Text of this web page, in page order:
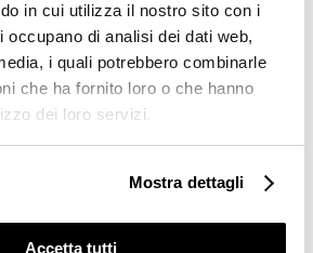
in cui utilizza il nostro sito con i
occupano di analisi dei dati web,
i quali potrebbero combinarle
che ha fornito loro o che hanno
dei loro servizi.
Mostra dettagli
Accetta tutti
Aggiungi al
carrello
pelle naturale Laura
in termini di maestria e
alla lista dei